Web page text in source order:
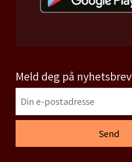
Meld deg på nyhetsbrev